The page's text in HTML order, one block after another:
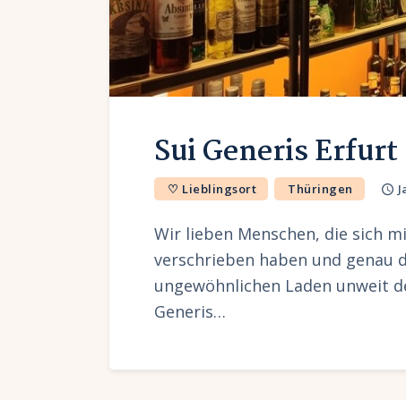
Sui Generis Erfurt
♡ Lieblingsort Thüringen
Wir lieben Menschen, die sich
verschrieben haben und genau
ungewöhnlichen Laden unweit
Generis…